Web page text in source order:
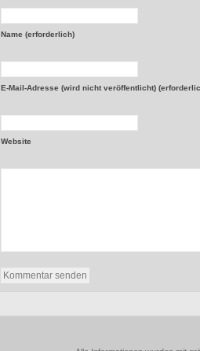
Name (erforderlich)
E-Mail-Adresse (wird nicht veröffentlicht)
Website